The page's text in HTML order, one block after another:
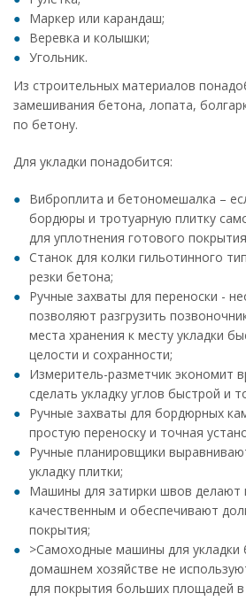
Маркер или карандаш;
Веревка и колышки;
Угольник.
Из строительных материалов
замешивания бетона, лопата,
по бетону.
Для укладки понадобится:
Виброплита и бетономешалка –
бордюры и тротуарную плитку
для уплотнения готового
Станок для колки гильотинного
резки бетона;
Ручные захваты для переноски -
позволяют разгрузить
места хранения к месту укладки
целости и сохранности;
Измеритель-разметчик экономит
сделать укладку углов быстрой и
Ручные захваты для бордюрных
простую переноску и точная
Ручные планировщики
укладку плитки;
Машины для затирки швов делают
качественным и обеспечивают
покрытия;
>Самоходные машины для укладки
домашнем хозяйстве не
для покрытия больших площадей в